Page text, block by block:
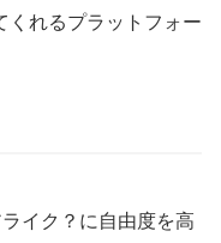
くれるプラットフォー
イク？に自由度を高